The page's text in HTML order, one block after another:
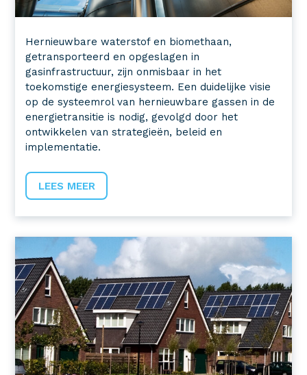
Hernieuwbare waterstof en biomethaan,
getransporteerd en opgeslagen in
gasinfrastructuur, zijn onmisbaar in het
toekomstige energiesysteem. Een duidelijke visie
op de systeemrol van hernieuwbare gassen in de
energietransitie is nodig, gevolgd door het
ontwikkelen van strategieën, beleid en
implementatie.
LEES MEER